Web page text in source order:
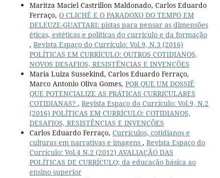
Maritza Maciel Castrillon Maldonado, Carlos Eduardo
Ferraço, O CLICHÊ E O PARADOXO DO TEMPO EM
DELEUZE-GUATTARI: pistas para pensar as dimensões
éticas, estéticas e políticas do currículo e da formação
, Revista Espaço do Currículo: Vol.9, N.3 (2016)
POLÍTICAS EM CURRÍCULO: OUTROS COTIDIANOS,
NOVOS DESAFIOS, RESISTÊNCIAS E INVENÇÕES
Maria Luiza Sussekind, Carlos Eduardo Ferraço,
Marco Antonio Oliva Gomes, POR QUE UM DOSSIÊ
QUE POTENCIALIZE AS PRÁTICAS CURRICULARES
COTIDIANAS? , Revista Espaço do Currículo: Vol.9, N.2
(2016) POLÍTICAS EM CURRÍCULO: COTIDIANOS,
DESAFIOS, RESISTÊNCIAS E INVENÇÕES
Carlos Eduardo Ferraço, Currículos, cotidianos e
culturas em narrativas e imagens , Revista Espaço do
Currículo: Vol.4 N.2 (2012) AVALIAÇÃO DAS
POLÍTICAS DE CURRÍCULO; da educação básica ao
ensino superior